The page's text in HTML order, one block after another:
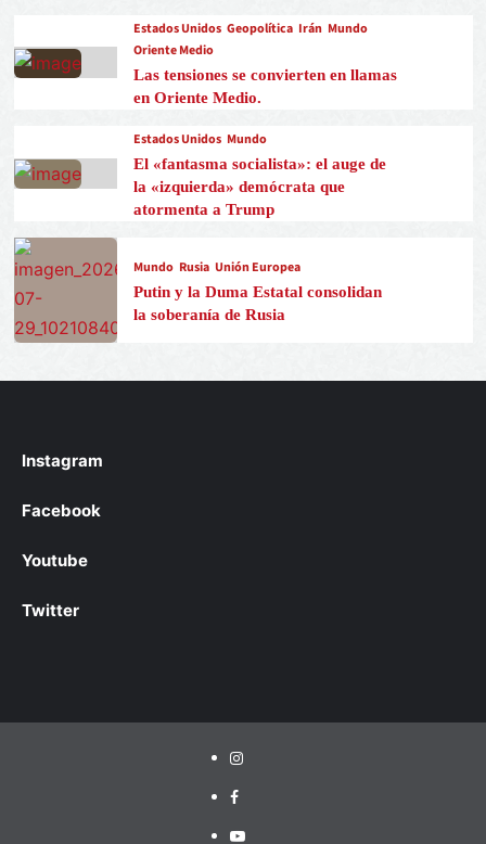
Estados Unidos Geopolítica Irán Mundo
Oriente Medio
Las tensiones se convierten en llamas
en Oriente Medio.
Estados Unidos Mundo
El «fantasma socialista»: el auge de
la «izquierda» demócrata que
atormenta a Trump
Mundo Rusia Unión Europea
Putin y la Duma Estatal consolidan
la soberanía de Rusia
Instagram
Facebook
Youtube
Twitter